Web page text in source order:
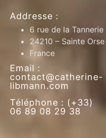
Addresse :
6 rue de la Tannerie
24210 – Sainte Orse
France
Email :
contact@catherine-
libmann.com
Téléphone : (+33)
06 89 08 29 38